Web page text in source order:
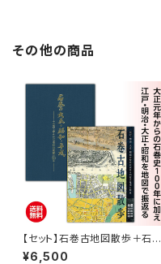
その他の商品
【セット】石巻古地図散歩＋石巻
の大正・昭和・平成
¥6,500